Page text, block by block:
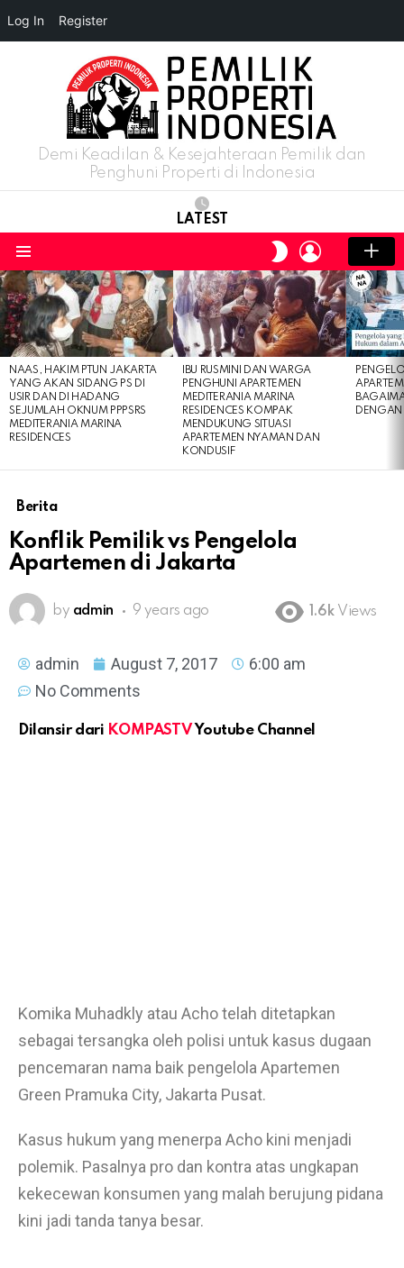
Demi Keadilan & Kesejahteraan Pemilik dan
Penghuni Properti di Indonesia
LATEST
SWITCH
SKIN
LOGIN
LATEST
STORIES
NAAS, HAKIM PTUN JAKARTA
YANG AKAN SIDANG PS DI
USIR DAN DI HADANG
SEJUMLAH OKNUM PPPSRS
MEDITERANIA MARINA
RESIDENCES
IBU RUSMINI DAN WARGA
PENGHUNI APARTEMEN
MEDITERANIA MARINA
RESIDENCES KOMPAK
MENDUKUNG SITUASI
APARTEMEN NYAMAN DAN
KONDUSIF
DENGAN
Berita
Konflik Pemilik vs Pengelola
Apartemen di Jakarta
by admin 9 years ago 1.6k Views
admin August 7, 2017
6:00 am
No Comments
Dilansir dari KOMPASTV Youtube Channel
Komika Muhadkly atau Acho telah ditetapkan
sebagai tersangka oleh polisi untuk kasus dugaan
pencemaran nama baik pengelola Apartemen
Green Pramuka City, Jakarta Pusat.
Kasus hukum yang menerpa Acho kini menjadi
polemik. Pasalnya pro dan kontra atas ungkapan
kekecewan konsumen yang malah berujung pidana
kini jadi tanda tanya besar.
Log In Register